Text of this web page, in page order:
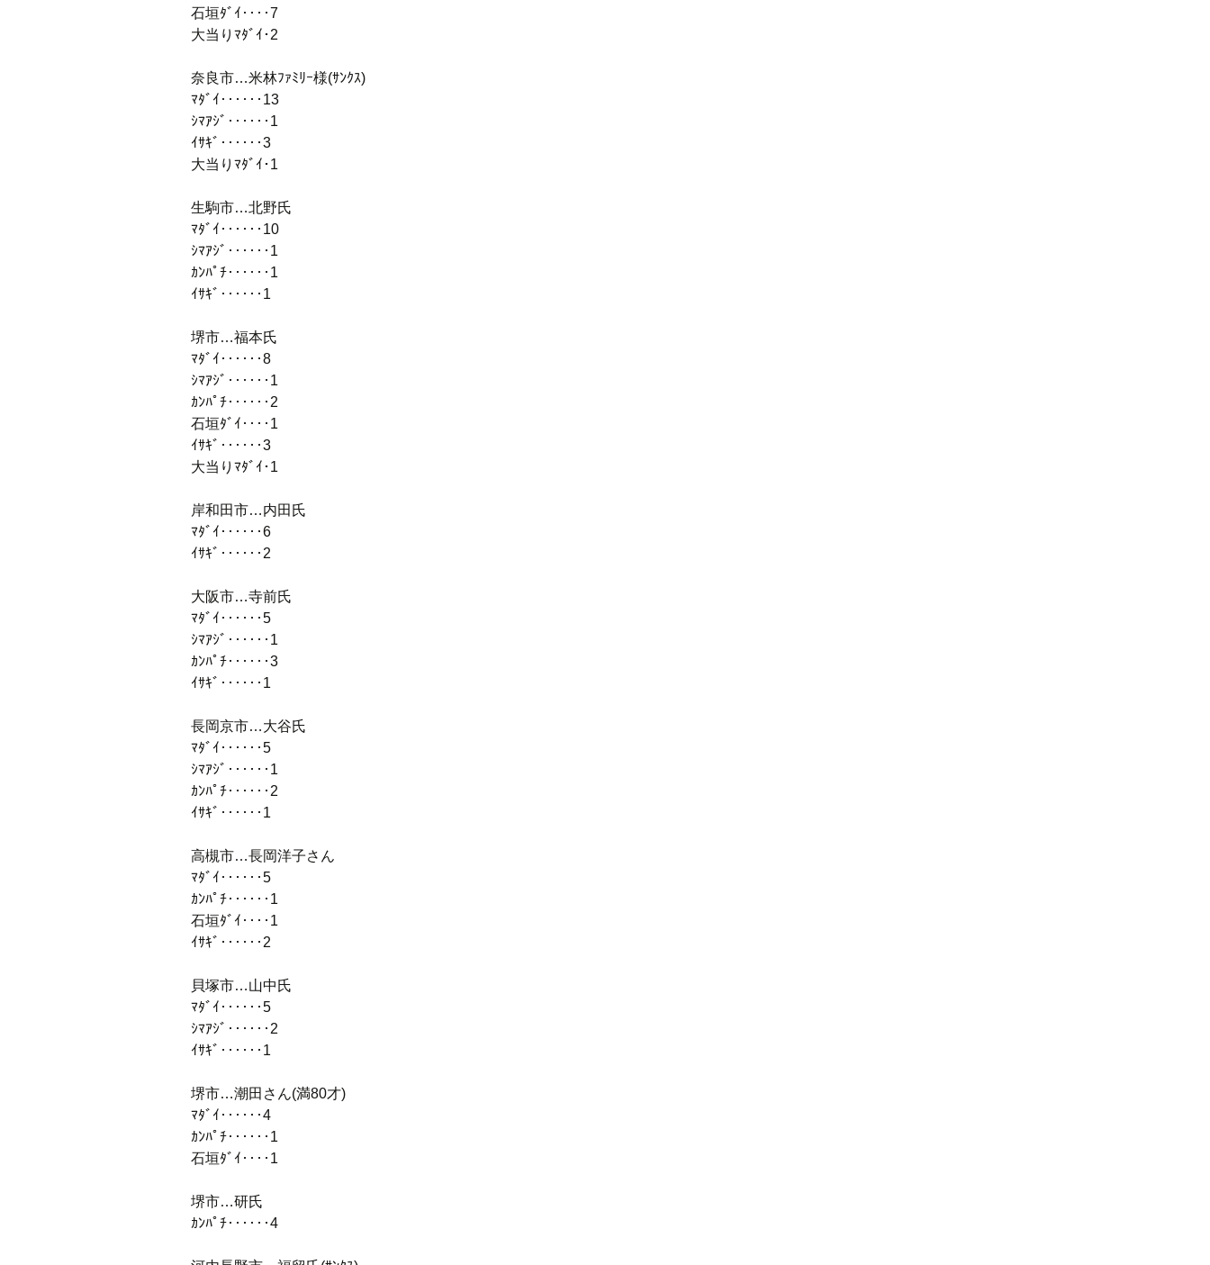
石垣ﾀﾞｲ‥‥7
大当りﾏﾀﾞｲ･2
奈良市…米林ﾌｧﾐﾘｰ様(ｻﾝｸｽ)
ﾏﾀﾞｲ‥‥‥13
ｼﾏｱｼﾞ‥‥‥1
ｲｻｷﾞ‥‥‥3
大当りﾏﾀﾞｲ･1
生駒市…北野氏
ﾏﾀﾞｲ‥‥‥10
ｼﾏｱｼﾞ‥‥‥1
ｶﾝﾊﾟﾁ‥‥‥1
ｲｻｷﾞ‥‥‥1
堺市…福本氏
ﾏﾀﾞｲ‥‥‥8
ｼﾏｱｼﾞ‥‥‥1
ｶﾝﾊﾟﾁ‥‥‥2
石垣ﾀﾞｲ‥‥1
ｲｻｷﾞ‥‥‥3
大当りﾏﾀﾞｲ･1
岸和田市…内田氏
ﾏﾀﾞｲ‥‥‥6
ｲｻｷﾞ‥‥‥2
大阪市…寺前氏
ﾏﾀﾞｲ‥‥‥5
ｼﾏｱｼﾞ‥‥‥1
ｶﾝﾊﾟﾁ‥‥‥3
ｲｻｷﾞ‥‥‥1
長岡京市…大谷氏
ﾏﾀﾞｲ‥‥‥5
ｼﾏｱｼﾞ‥‥‥1
ｶﾝﾊﾟﾁ‥‥‥2
ｲｻｷﾞ‥‥‥1
高槻市…長岡洋子さん
ﾏﾀﾞｲ‥‥‥5
ｶﾝﾊﾟﾁ‥‥‥1
石垣ﾀﾞｲ‥‥1
ｲｻｷﾞ‥‥‥2
貝塚市…山中氏
ﾏﾀﾞｲ‥‥‥5
ｼﾏｱｼﾞ‥‥‥2
ｲｻｷﾞ‥‥‥1
堺市…潮田さん(満80才)
ﾏﾀﾞｲ‥‥‥4
ｶﾝﾊﾟﾁ‥‥‥1
石垣ﾀﾞｲ‥‥1
堺市…研氏
ｶﾝﾊﾟﾁ‥‥‥4